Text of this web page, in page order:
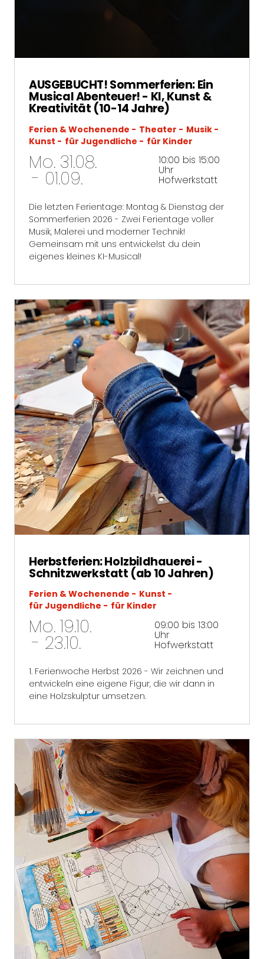
AUSGEBUCHT! Sommerferien: Ein
Musical Abenteuer! - KI, Kunst &
Kreativität (10-14 Jahre)
Ferien & Wochenende Theater
Musik
Kunst
für Jugendliche für Kinder
Mo. 31.08.
- 01.09.
10:00 bis 15:00
Uhr
Hofwerkstatt
Die letzten Ferientage: Montag & Dienstag der
Sommerferien 2026 - Zwei Ferientage voller
Musik, Malerei und moderner Technik!
Gemeinsam mit uns entwickelst du dein
eigenes kleines KI-Musical!
Herbstferien: Holzbildhauerei -
Schnitzwerkstatt (ab 10 Jahren)
Ferien & Wochenende
Kunst
für Jugendliche
für Kinder
Mo. 19.10.
- 23.10.
09:00 bis 13:00
Uhr
Hofwerkstatt
1. Ferienwoche Herbst 2026 - Wir zeichnen und
entwickeln eine eigene Figur, die wir dann in
eine Holzskulptur umsetzen.